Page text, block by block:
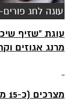
עוגה לחג
עוגת "שזיף
מרנג אגוזים
מצרכים (כ-15 מנות):